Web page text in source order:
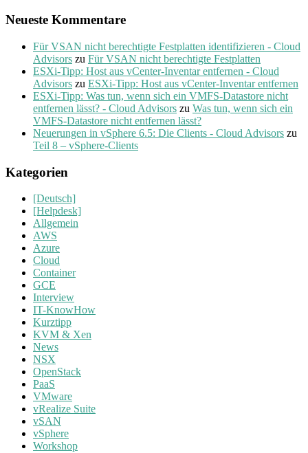
Neueste Kommentare
Für VSAN nicht berechtigte Festplatten identifizieren - Cloud
Advisors zu Für VSAN nicht berechtigte Festplatten
ESXi-Tipp: Host aus vCenter-Inventar entfernen - Cloud
Advisors zu ESXi-Tipp: Host aus vCenter-Inventar entfernen
ESXi-Tipp: Was tun, wenn sich ein VMFS-Datastore nicht
entfernen lässt? - Cloud Advisors zu Was tun, wenn sich ein
VMFS-Datastore nicht entfernen lässt?
Neuerungen in vSphere 6.5: Die Clients - Cloud Advisors zu
Teil 8 – vSphere-Clients
Kategorien
[Deutsch]
[Helpdesk]
Allgemein
AWS
Azure
Cloud
Container
GCE
Interview
IT-KnowHow
Kurztipp
KVM & Xen
News
NSX
OpenStack
PaaS
VMware
vRealize Suite
vSAN
vSphere
Workshop